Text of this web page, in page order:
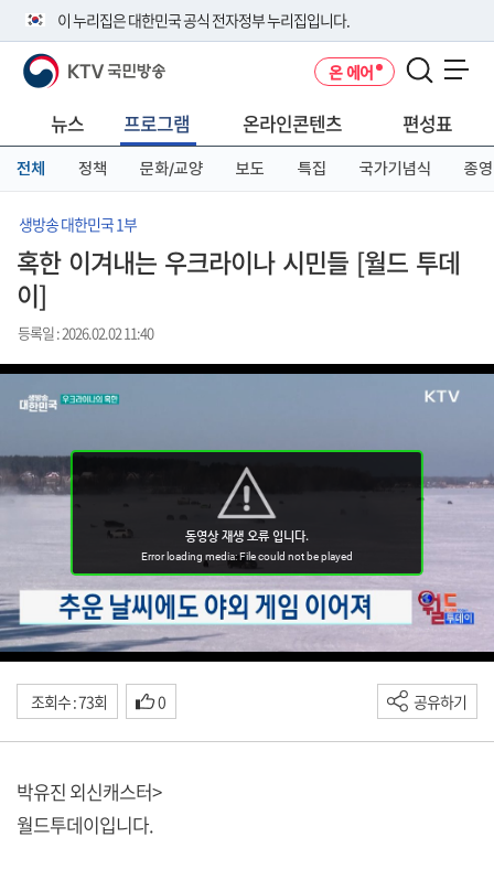
이 누리집은 대한민국 공식 전자정부 누리집입니다.
공식 누리집 주소 확인하기
니다.
이밖에 or.kr 또는 .kr등 다른 도메인 주소를 사용하고 있다면 아래 URL에
서 도메인 주소를 확인해 보세요
KTV 국민방송 온 에어
뉴스 프로그램 온라인콘텐츠 편성표
전체 정책 문화/교양 보도 특집 국가기념식 종영
생방송 대한민국 1부
혹한 이겨내는 우크라이나 시민들 [월드 투데
이]
등록일 : 2026.02.02 11:40
조회수 : 73회 0 공유하기
박유진 외신캐스터>
월드투데이입니다.